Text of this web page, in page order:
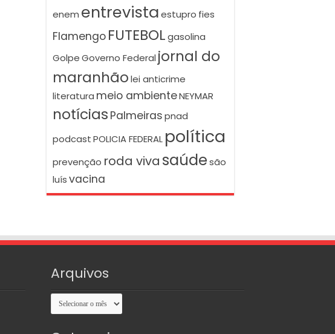
enem entrevistaestupro fies
Flamengo FUTEBOLgasolina
GolpeGoverno Federal jornal do
maranhãolei anticrime
literatura meio ambienteNEYMAR
notícias Palmeiraspnad
podcastPOLICIA FEDERAL política
prevenção roda viva saúdesão
luísvacina
Arquivos
Arquivos